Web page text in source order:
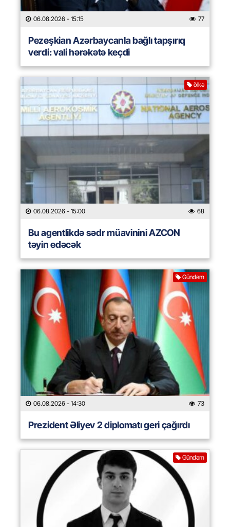
06.08.2026 - 15:15 77
Pezeşkian Azərbaycanla bağlı tapşırıq
verdi: vali hərəkətə keçdi
ölkə
06.08.2026 - 15:00 68
Bu agentlikdə sədr müavinini AZCON
təyin edəcək
Gündəm
06.08.2026 - 14:30 73
Prezident Əliyev 2 diplomatı geri çağırdı
Gündəm